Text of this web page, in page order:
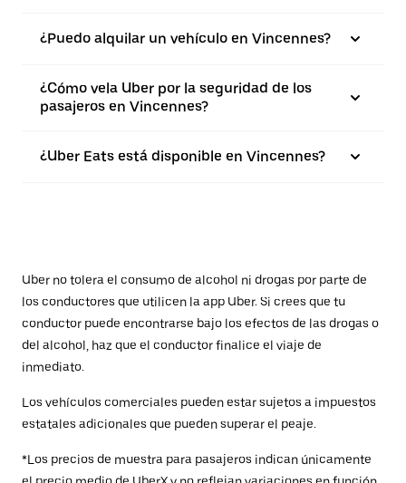
¿Puedo alquilar un vehículo en Vincennes?
¿Cómo vela Uber por la seguridad de los
pasajeros en Vincennes?
¿Uber Eats está disponible en Vincennes?
Uber no tolera el consumo de alcohol ni drogas por parte de
los conductores que utilicen la app Uber. Si crees que tu
conductor puede encontrarse bajo los efectos de las drogas o
del alcohol, haz que el conductor finalice el viaje de
inmediato.
Los vehículos comerciales pueden estar sujetos a impuestos
estatales adicionales que pueden superar el peaje.
*Los precios de muestra para pasajeros indican únicamente